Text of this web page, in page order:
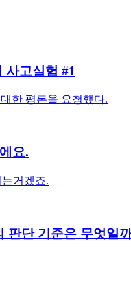
고실험 #1
한 평론을 요청했다.
요.
거겠죠.
판단 기준은 무엇일